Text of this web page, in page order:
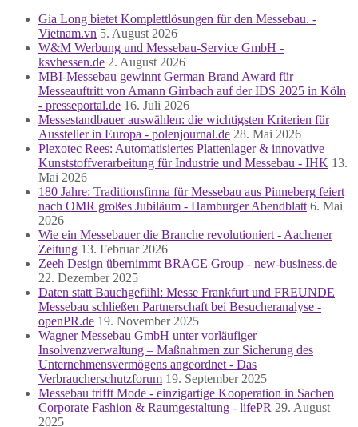
Gia Long bietet Komplettlösungen für den Messebau. -
Vietnam.vn 5. August 2026
W&M Werbung und Messebau-Service GmbH -
ksvhessen.de 2. August 2026
MBI-Messebau gewinnt German Brand Award für
Messeauftritt von Amann Girrbach auf der IDS 2025 in Köln
- presseportal.de 16. Juli 2026
Messestandbauer auswählen: die wichtigsten Kriterien für
Aussteller in Europa - polenjournal.de 28. Mai 2026
Plexotec Rees: Automatisiertes Plattenlager & innovative
Kunststoffverarbeitung für Industrie und Messebau - IHK 13.
Mai 2026
180 Jahre: Traditionsfirma für Messebau aus Pinneberg feiert
nach OMR großes Jubiläum - Hamburger Abendblatt 6. Mai
2026
Wie ein Messebauer die Branche revolutioniert - Aachener
Zeitung 13. Februar 2026
Zeeh Design übernimmt BRACE Group - new-business.de
22. Dezember 2025
Daten statt Bauchgefühl: Messe Frankfurt und FREUNDE
Messebau schließen Partnerschaft bei Besucheranalyse -
openPR.de 19. November 2025
Wagner Messebau GmbH unter vorläufiger
Insolvenzverwaltung – Maßnahmen zur Sicherung des
Unternehmensvermögens angeordnet - Das
Verbraucherschutzforum 19. September 2025
Messebau trifft Mode - einzigartige Kooperation in Sachen
Corporate Fashion & Raumgestaltung - lifePR 29. August
2025